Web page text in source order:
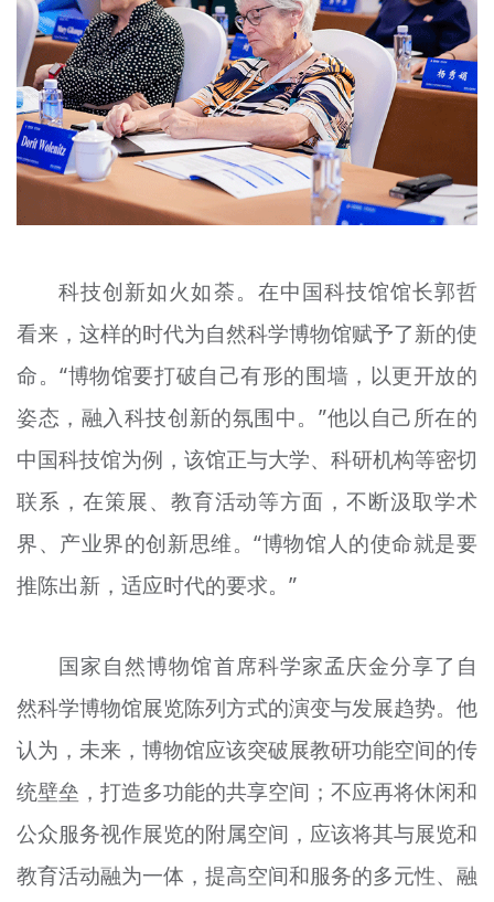
科技创新如火如荼。在中国科技馆馆长郭哲
看来，这样的时代为自然科学博物馆赋予了新的使
命。“博物馆要打破自己有形的围墙，以更开放的
姿态，融入科技创新的氛围中。”他以自己所在的
中国科技馆为例，该馆正与大学、科研机构等密切
联系，在策展、教育活动等方面，不断汲取学术
界、产业界的创新思维。“博物馆人的使命就是要
推陈出新，适应时代的要求。”
国家自然博物馆首席科学家孟庆金分享了自
然科学博物馆展览陈列方式的演变与发展趋势。他
认为，未来，博物馆应该突破展教研功能空间的传
统壁垒，打造多功能的共享空间；不应再将休闲和
公众服务视作展览的附属空间，应该将其与展览和
教育活动融为一体，提高空间和服务的多元性、融